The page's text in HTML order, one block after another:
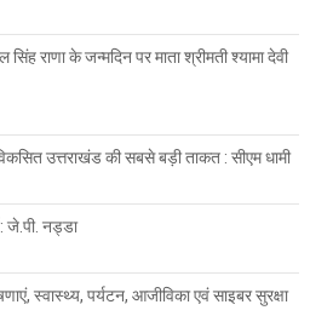
राणा के जन्मदिन पर माता श्रीमती श्यामा देवी
उत्तराखंड की सबसे बड़ी ताकत : सीएम धामी
जे.पी. नड्डा
स्वास्थ्य, पर्यटन, आजीविका एवं साइबर सुरक्षा